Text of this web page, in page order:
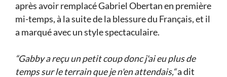
après avoir remplacé Gabriel Obertan en première
mi-temps, à la suite de la blessure du Français, et il
a marqué avec un style spectaculaire.
“Gabby a reçu un petit coup donc j'ai eu plus de
temps sur le terrain que je n'en attendais,“a dit